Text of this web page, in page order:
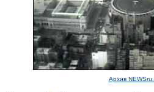
Архив